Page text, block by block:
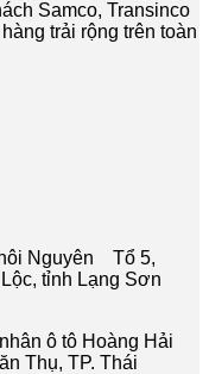
Samco, Transinco
trải rộng trên toàn
Nguyên Tổ 5,
tỉnh Lạng Sơn
ô tô Hoàng Hải
Thụ, TP. Thái